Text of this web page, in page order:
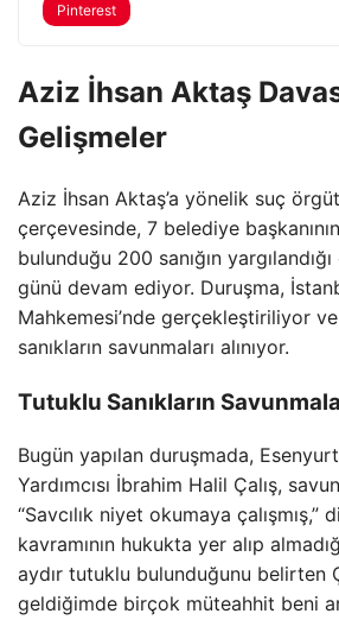
Pinterest
Aziz İhsan Aktaş
Gelişmeler
Aziz İhsan Aktaş’a yönelik suç
çerçevesinde, 7 belediye
bulunduğu 200 sanığın
günü devam ediyor. Duruşma,
Mahkemesi’nde gerçekleştiriliyor
sanıkların savunmaları alınıyor.
Tutuklu Sanıkların
Bugün yapılan duruşmada,
Yardımcısı İbrahim Halil Çalış,
“Savcılık niyet okumaya
kavramının hukukta yer alıp
aydır tutuklu bulunduğunu belirten
geldiğimde birçok müteahhit beni